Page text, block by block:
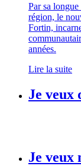
Par sa longue
région, le
Fortin,
années.
Lire la suite
Je veux
Je